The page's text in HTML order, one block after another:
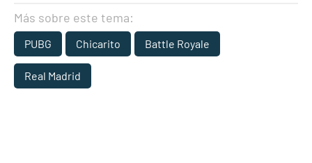
Más sobre este tema:
PUBG Chicarito Battle Royale
Real Madrid